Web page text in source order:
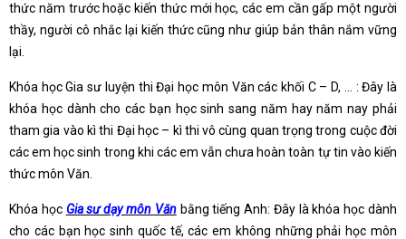
thức năm trước hoặc kiến thức mới học, các em cần gấp một người
thầy, người cô nhắc lại kiến thức cũng như giúp bản thân nắm vững
lại.
Khóa học Gia sư luyện thi Đại học môn Văn các khối C – D, … : Đây là
khóa học dành cho các bạn học sinh sang năm hay năm nay phải
tham gia vào kì thi Đại học – kì thi vô cùng quan trọng trong cuộc đời
các em học sinh trong khi các em vẫn chưa hoàn toàn tự tin vào kiến
thức môn Văn.
Khóa học Gia sư dạy môn Vănbằng tiếng Anh: Đây là khóa học dành
cho các bạn học sinh quốc tế, các em không những phải học môn